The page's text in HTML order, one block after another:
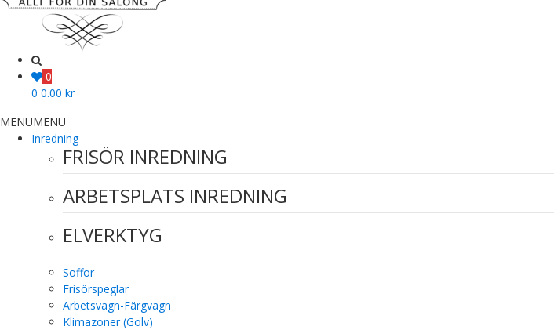
0
0 0.00 kr
MENUMENU
Inredning
FRISÖR INREDNING
ARBETSPLATS INREDNING
ELVERKTYG
Soffor
Frisörspeglar
Arbetsvagn-Färgvagn
Klimazoner (Golv)